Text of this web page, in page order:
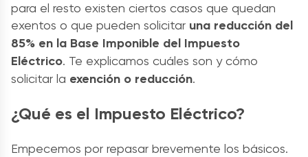
para el resto existen ciertos casos que quedan
exentos o que pueden solicitar una reducción del
85% en la Base Imponible del Impuesto
Eléctrico. Te explicamos cuáles son y cómo
solicitar la exención o reducción.
¿Qué es el Impuesto Eléctrico?
Empecemos por repasar brevemente los básicos.